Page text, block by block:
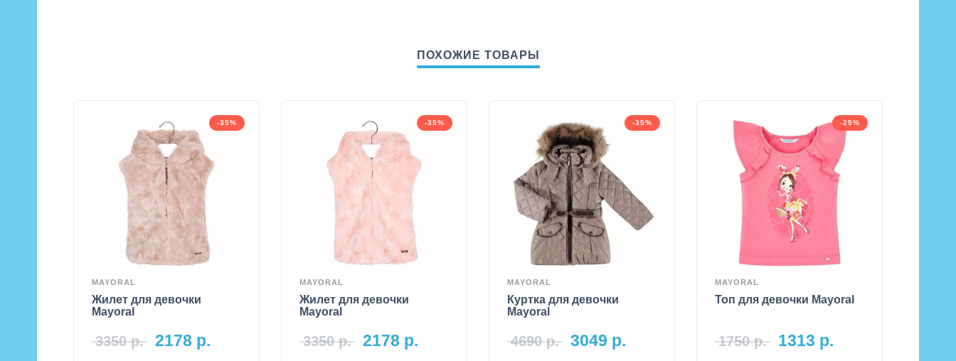
ПОХОЖИЕ ТОВАРЫ
-35%
MAYORAL
Жилет для девочки
Mayoral
3350р. 2178 р.
-35%
MAYORAL
Жилет для девочки
Mayoral
3350р. 2178 р.
-35%
MAYORAL
Куртка для девочки
Mayoral
4690р. 3049 р.
-25%
MAYORAL
Топ для девочки Mayoral
1750р. 1313 р.